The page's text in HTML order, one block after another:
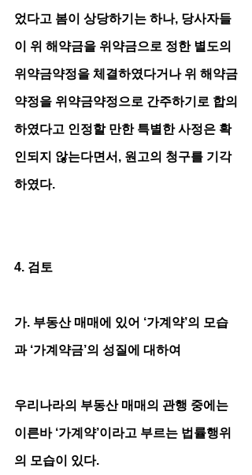
었다고 봄이 상당하기는 하나, 당사자들
이 위 해약금을 위약금으로 정한 별도의
위약금약정을 체결하였다거나 위 해약금
약정을 위약금약정으로 간주하기로 합의
하였다고 인정할 만한 특별한 사정은 확
인되지 않는다면서, 원고의 청구를 기각
하였다.
4. 검토
가. 부동산 매매에 있어 ‘가계약’의 모습
과 ‘가계약금’의 성질에 대하여
우리나라의 부동산 매매의 관행 중에는
이른바 ‘가계약’이라고 부르는 법률행위
의 모습이 있다.